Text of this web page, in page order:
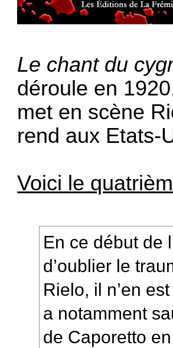
Le chant du
déroule en
met en scène
rend aux Etats-
Voici le
En ce début de
d’oublier le
Rielo, il n’en
a notamment
de Caporetto